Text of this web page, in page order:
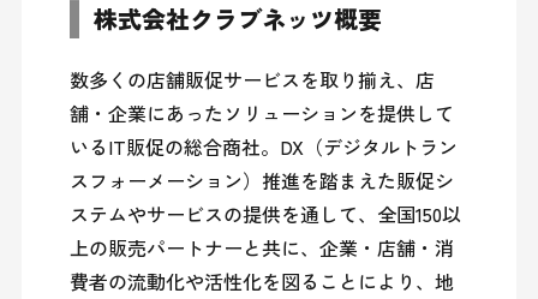
株式会社クラブネッツ概要
数多くの店舗販促サービスを取り揃え、店
舗・企業にあったソリューションを提供して
いるIT販促の総合商社。DX（デジタルトラン
スフォーメーション）推進を踏まえた販促シ
ステムやサービスの提供を通して、全国150以
上の販売パートナーと共に、企業・店舗・消
費者の流動化や活性化を図ることにより、地